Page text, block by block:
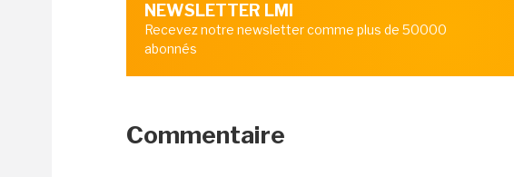
NEWSLETTER LMI
Recevez notre newsletter comme plus de 50000
abonnés
Commentaire